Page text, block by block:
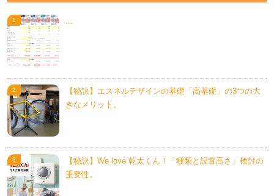
...
【秘訣】エスネルデザインの基礎「高基礎」の3つの大
きなメリット。
【秘訣】We love 乾太くん！「種類と設置高さ」検討の
重要性。